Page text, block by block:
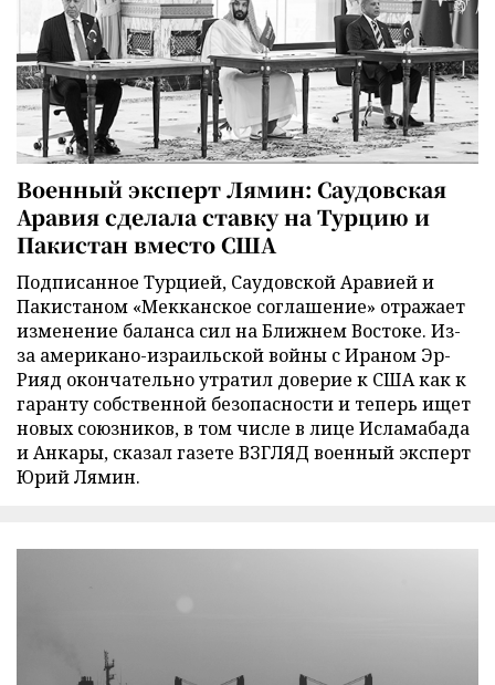
Военный эксперт Лямин: Саудовская
Аравия сделала ставку на Турцию и
Пакистан вместо США
Подписанное Турцией, Саудовской Аравией и
Пакистаном «Мекканское соглашение» отражает
изменение баланса сил на Ближнем Востоке. Из-
за американо-израильской войны с Ираном Эр-
Рияд окончательно утратил доверие к США как к
гаранту собственной безопасности и теперь ищет
новых союзников, в том числе в лице Исламабада
и Анкары, сказал газете ВЗГЛЯД военный эксперт
Юрий Лямин.